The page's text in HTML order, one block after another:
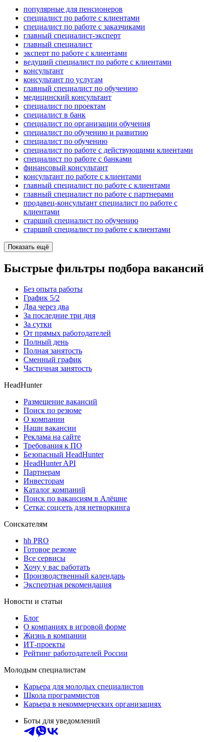
популярные для пенсионеров
специалист по работе с клиентами
специалист по работе с заказчиками
главный специалист-эксперт
главный специалист
эксперт по работе с клиентами
ведущий специалист по работе с клиентами
консультант
консультант по услугам
главный специалист по обучению
медицинский консультант
специалист по проектам
специалист в банк
специалист по организации обучения
специалист по обучению и развитию
специалист по обучению
специалист по работе с действующими клиентами
специалист по работе с банками
финансовый консультант
консультант по работе с клиентами
главный специалист по работе с клиентами
главный специалист по работе с партнерами
продавец-консультант специалист по работе с
клиентами
старший специалист по обучению
старший специалист по работе с клиентами
Показать ещё
Быстрые фильтры подбора вакансий
Без опыта работы
График 5/2
Два через два
За последние три дня
За сутки
От прямых работодателей
Полный день
Полная занятость
Сменный график
Частичная занятость
HeadHunter
Размещение вакансий
Поиск по резюме
О компании
Наши вакансии
Реклама на сайте
Требования к ПО
Безопасный HeadHunter
HeadHunter API
Партнерам
Инвесторам
Каталог компаний
Поиск по вакансиям в Алёшне
Сетка: соцсеть для нетворкинга
Соискателям
hh PRO
Готовое резюме
Все сервисы
Хочу у вас работать
Производственный календарь
Экспертная рекомендация
Новости и статьи
Блог
О компаниях в игровой форме
Жизнь в компании
ИТ-проекты
Рейтинг работодателей России
Молодым специалистам
Карьера для молодых специалистов
Школа программистов
Карьера в некоммерческих организациях
Боты для уведомлений